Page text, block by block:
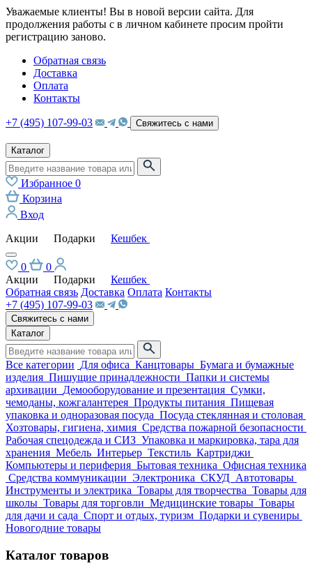
Уважаемые клиенты! Вы в новой версии сайта. Для
продолжения работы с в личном кабинете просим пройти
регистрацию заново.
Обратная связь
Доставка
Оплата
Контакты
+7 (495) 107-99-03 Свяжитесь с нами
Каталог
Избранное 0
Корзина
Вход
Акции
Подарки Кешбек
0
0
Акции
Подарки
Кешбек
Обратная связь Доставка Оплата Контакты
+7 (495) 107-99-03
Свяжитесь с нами
Каталог
Все категории Для офиса Канцтовары Бумага и бумажные
изделия Пишущие принадлежности Папки и системы
архивации Демооборудование и презентация Сумки,
чемоданы, кожгалантерея Продукты питания Пищевая
упаковка и одноразовая посуда Посуда стеклянная и столовая
Хозтовары, гигиена, химия Средства пожарной безопасности
Рабочая спецодежда и СИЗ Упаковка и маркировка, тара для
хранения Мебель Интерьер Текстиль Картриджи
Компьютеры и периферия Бытовая техника Офисная техника
Средства коммуникации Электроника СКУД Автотовары
Инструменты и электрика Товары для творчества Товары для
школы Товары для торговли Медицинские товары Товары
для дачи и сада Спорт и отдых, туризм Подарки и сувениры
Новогодние товары
Каталог товаров